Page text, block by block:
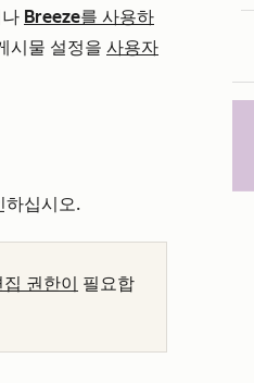
Breeze를 사용하
시물 설정을 사용자
하십시오.
집 권한이 필요합